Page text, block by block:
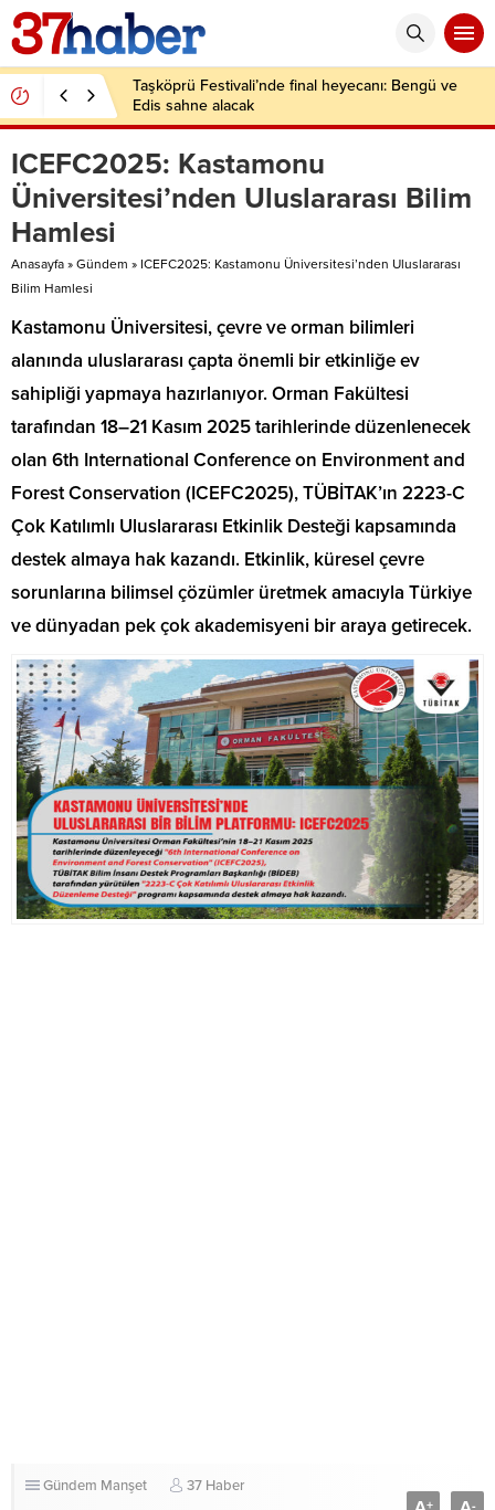
Taşköprü Festivali’nde final heyecanı: Bengü ve
Edis sahne alacak
ICEFC2025: Kastamonu
Üniversitesi’nden Uluslararası Bilim
Hamlesi
Anasayfa » Gündem » ICEFC2025: Kastamonu Üniversitesi’nden Uluslararası
Bilim Hamlesi
Kastamonu Üniversitesi, çevre ve orman bilimleri
alanında uluslararası çapta önemli bir etkinliğe ev
sahipliği yapmaya hazırlanıyor. Orman Fakültesi
tarafından 18–21 Kasım 2025 tarihlerinde düzenlenecek
olan 6th International Conference on Environment and
Forest Conservation (ICEFC2025), TÜBİTAK’ın 2223-C
Çok Katılımlı Uluslararası Etkinlik Desteği kapsamında
destek almaya hak kazandı. Etkinlik, küresel çevre
sorunlarına bilimsel çözümler üretmek amacıyla Türkiye
ve dünyadan pek çok akademisyeni bir araya getirecek.
Gündem Manşet 37 Haber
+ -